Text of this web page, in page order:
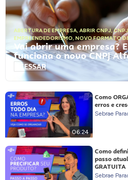
ABERTURA DE EMPRESA, ABRIR CNPJ,
EMPREENDEDORISMO, NOVO FORMATO
Vai abrir uma empresa?
funciona o novo CNPJ
ACESSAR
06:24
Como
erros e
Sebrae
Como
passo
GRATUITA
Sebrae